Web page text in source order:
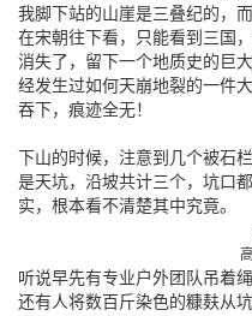
我脚下站的山崖是三叠纪的，
在宋朝往下看，只能看到三国
消失了，留下一个地质史的巨
经发生过如何天崩地裂的一件
吞下，痕迹全无！
下山的时候，注意到几个被石
是天坑，沿坡共计三个，坑口
实，根本看不清楚其中究竟。
听说早先有专业户外团队吊着
还有人将数百斤染色的糠麸从